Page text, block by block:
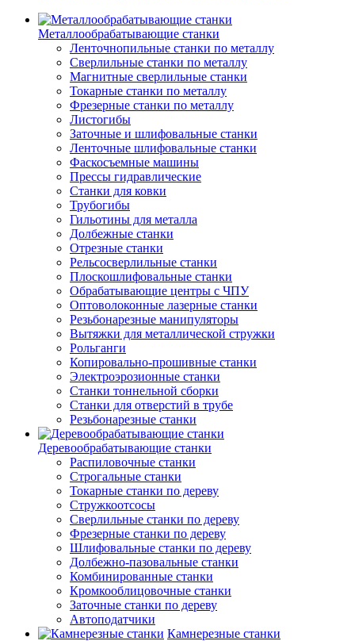
Металлообрабатывающие станки
Ленточнопильные станки по металлу
Сверлильные станки по металлу
Магнитные сверлильные станки
Токарные станки по металлу
Фрезерные станки по металлу
Листогибы
Заточные и шлифовальные станки
Ленточные шлифовальные станки
Фаскосъемные машины
Прессы гидравлические
Станки для ковки
Трубогибы
Гильотины для металла
Долбежные станки
Отрезные станки
Рельсосверлильные станки
Плоскошлифовальные станки
Обрабатывающие центры с ЧПУ
Оптоволоконные лазерные станки
Резьбонарезные манипуляторы
Вытяжки для металлической стружки
Рольганги
Копировально-прошивные станки
Электроэрозионные станки
Станки тоннельной сборки
Станки для отверстий в трубе
Резьбонарезные станки
Деревообрабатывающие станки
Распиловочные станки
Строгальные станки
Токарные станки по дереву
Стружкоотсосы
Сверлильные станки по дереву
Фрезерные станки по дереву
Шлифовальные станки по дереву
Долбежно-пазовальные станки
Комбинированные станки
Кромкооблицовочные станки
Заточные станки по дереву
Автоподатчики
Камнерезные станки